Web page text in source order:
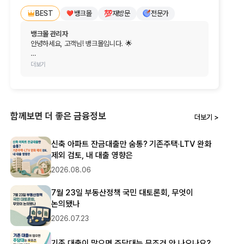
최고의 전문가로서 늘 이 자리를 지키고 있겠습니다. 다음에
찾아주실 때도 변함없이 최고의 만족을 전해드리겠습니다.
오늘 하루도 걱정 없이 기분 좋고 행복한 일들만 가득하시길
진심으로 응원합니다. 감사합니다!
BEST 뱅크몰 재방문 전문가
뱅크몰 관리자
안녕하세요, 고객님! 뱅크몰입니다. 🌟
소중한 시간 내어 최고의 찬사가 담긴 후기를 남겨주셔서
저희에게는 이보다 더 큰 영광과 기쁨이 없습니다. 고객님이
보여주신 굳건한 신뢰에 가슴 깊이 감동을 느낍니다. 🤝
앞으로도 고객님과 추천받아 오시는 모든 분들께 늘 가장
정확하고 편리한 최적의 금융 솔루션을 제공해 드릴 수 있도록
최선을 다하겠습니다. 금융 관련 도움이 필요하실 땐 언제든
편하게 뱅크몰을 찾아주세요.
오늘 하루도 행복과 즐거운 일들만 가득하시길 진심으로
응원합니다. 감사합니다!
더보기
함께보면 더 좋은 금융정보 더보기 >
신축 아파트 잔금대출만 숨통? 기존주택·LTV 완화
제외 검토, 내 대출 영향은
2026.08.06
7월 23일 부동산정책 국민 대토론회, 무엇이
논의됐나
2026.07.23